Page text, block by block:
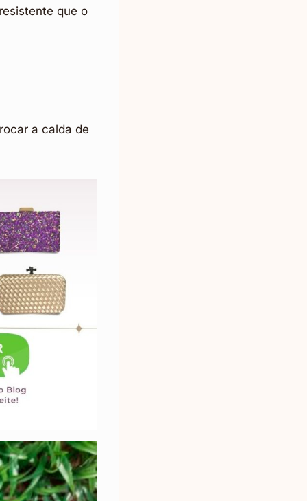
que o
a calda de